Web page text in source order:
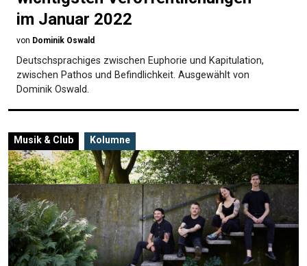
im Januar 2022
von Dominik Oswald
Deutschsprachiges zwischen Euphorie und Kapitulation,
zwischen Pathos und Befindlichkeit. Ausgewählt von
Dominik Oswald.
Musik & Club Kolumne